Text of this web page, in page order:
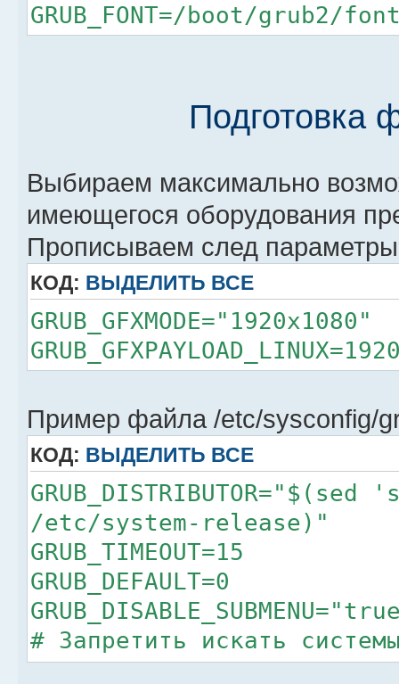
GRUB_FONT=/boot/grub2/
Подготовка
Выбираем максимально
имеющегося оборудования
Прописываем след
КОД: ВЫДЕЛИТЬ ВСЕ
GRUB_GFXMODE="1920x1080"
Пример файла /etc/sysconfig/
КОД: ВЫДЕЛИТЬ ВСЕ
/etc/system-release)"
GRUB_TIMEOUT=15
GRUB_DEFAULT=0
# Запретить искать